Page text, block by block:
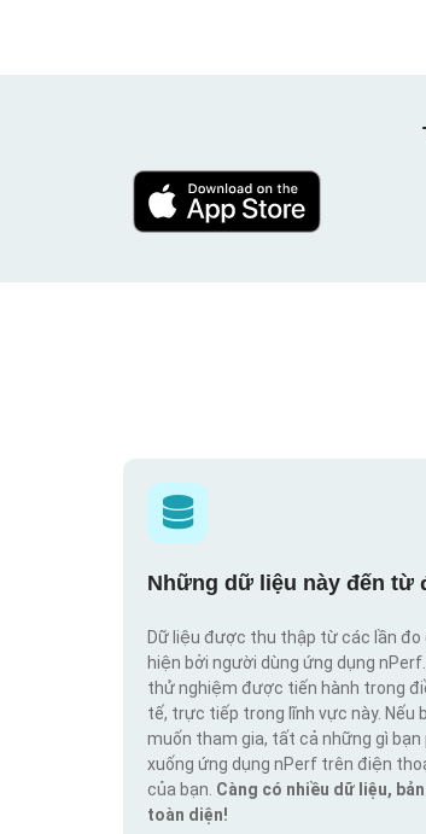
Những dữ liệu này đến từ
Dữ liệu được thu thập từ các lần
hiện bởi người dùng ứng dụng
thử nghiệm được tiến hành trong
tế, trực tiếp trong lĩnh vực này. Nếu
muốn tham gia, tất cả những gì bạn
xuống ứng dụng nPerf trên điện
của bạn. Càng có nhiều dữ liệu,
toàn diện!